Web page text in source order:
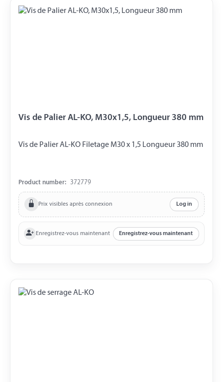
Vis de Palier AL-KO, M30x1,5, Longueur 380 mm
Vis de Palier AL-KO Filetage M30 x 1,5 Longueur 380 mm
Product number: 372779
Prix visibles après connexion Log in
Enregistrez-vous maintenant Enregistrez-vous maintenant